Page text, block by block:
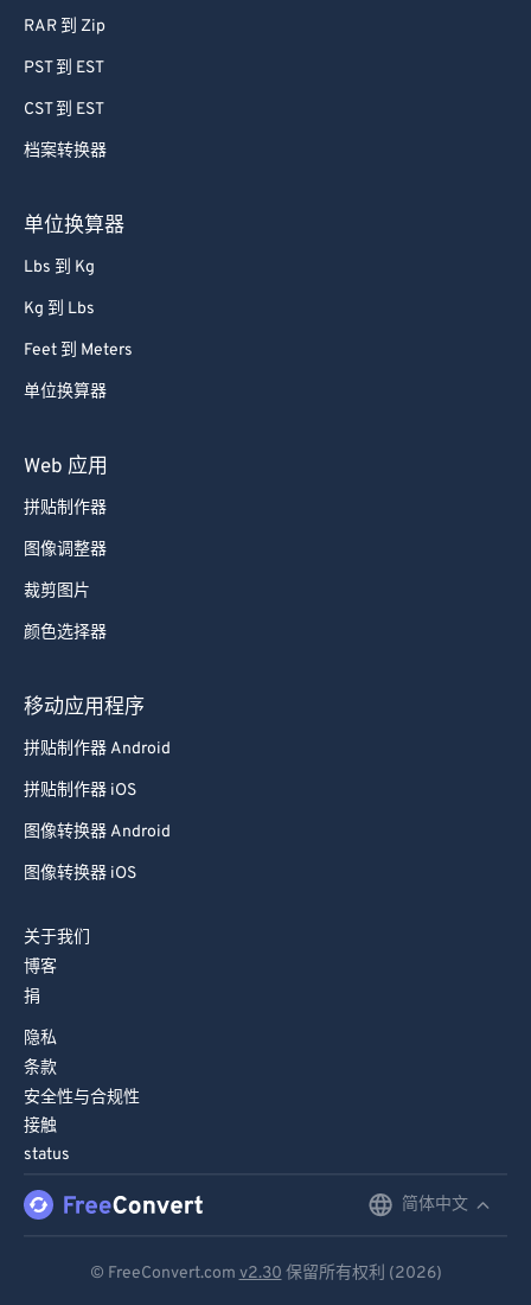
RAR 到 Zip
PST 到 EST
CST 到 EST
档案转换器
单位换算器
Lbs 到 Kg
Kg 到 Lbs
Feet 到 Meters
单位换算器
Web 应用
拼贴制作器
图像调整器
裁剪图片
颜色选择器
移动应用程序
拼贴制作器 Android
拼贴制作器 iOS
图像转换器 Android
图像转换器 iOS
关于我们
博客
捐
隐私
条款
安全性与合规性
接触
status
简体中文
© FreeConvert.com v2.30 保留所有权利 (2026)